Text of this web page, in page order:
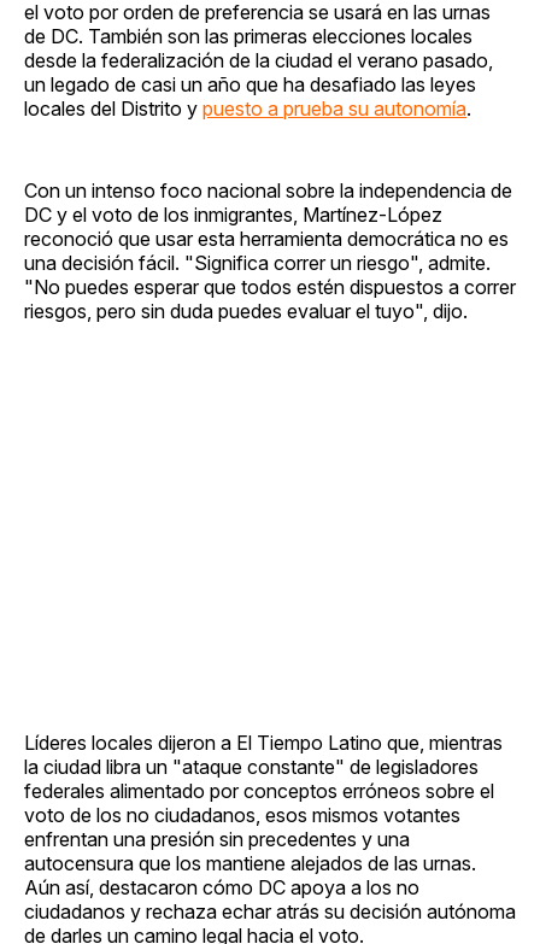
el voto por orden de preferencia se usará en las urnas
de DC. También son las primeras elecciones locales
desde la federalización de la ciudad el verano pasado,
un legado de casi un año que ha desafiado las leyes
locales del Distrito y puesto a prueba su autonomía.
Con un intenso foco nacional sobre la independencia de
DC y el voto de los inmigrantes, Martínez-López
reconoció que usar esta herramienta democrática no es
una decisión fácil. "Significa correr un riesgo", admite.
"No puedes esperar que todos estén dispuestos a correr
riesgos, pero sin duda puedes evaluar el tuyo", dijo.
Líderes locales dijeron a El Tiempo Latino que, mientras
la ciudad libra un "ataque constante" de legisladores
federales alimentado por conceptos erróneos sobre el
voto de los no ciudadanos, esos mismos votantes
enfrentan una presión sin precedentes y una
autocensura que los mantiene alejados de las urnas.
Aún así, destacaron cómo DC apoya a los no
ciudadanos y rechaza echar atrás su decisión autónoma
de darles un camino legal hacia el voto.